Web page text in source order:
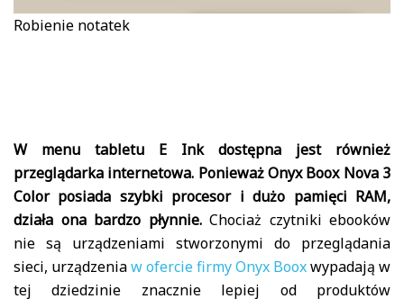
Robienie notatek
W menu tabletu E Ink dostępna jest również
przeglądarka internetowa. Ponieważ Onyx Boox Nova 3
Color posiada szybki procesor i dużo pamięci RAM,
działa ona bardzo płynnie.Chociaż czytniki ebooków
nie są urządzeniami stworzonymi do przeglądania
sieci, urządzeniaw ofercie firmy Onyx Booxwypadają w
tej dziedzinie znacznie lepiej od produktów